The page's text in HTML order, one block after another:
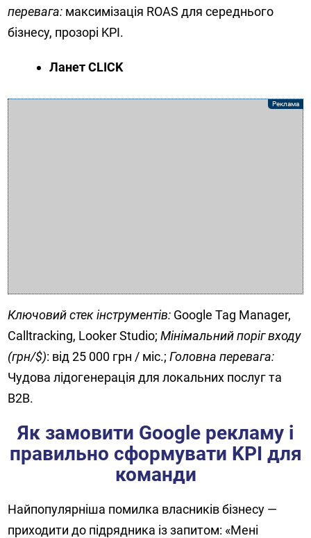
перевага: максимізація ROAS для середнього
бізнесу, прозорі KPI.
Ланет CLICK
Ключовий стек інструментів: Google Tag Manager,
Calltracking, Looker Studio;Мінімальний поріг входу
(грн/$): від 25 000 грн / міс.;Головна перевага:
Чудова лідогенерація для локальних послуг та
B2B.
Як замовити Google рекламу і
правильно сформувати KPI для
команди
Найпопулярніша помилка власників бізнесу —
приходити до підрядника із запитом: «Мені